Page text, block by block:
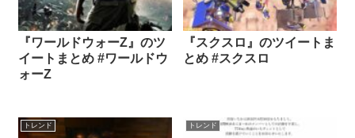
『ワールドウォーZ』のツ
イートまとめ #ワールドウ
ォーZ
『スクスロ』のツイートま
とめ #スクスロ
トレンド トレンド